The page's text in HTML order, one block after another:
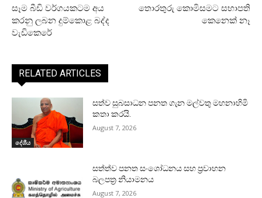
සෑම බීඩි වර්ගයකටම අය
කරනු ලබන දුම්කොළ බද්ද
වැඩිකෙරේ
තොරතුරු කොමිසමට සභාපති
කෙනෙක් නෑ
RELATED ARTICLES
දේශීය
සත්ව සුබසාධන පනත ගැන මල්වතු මහනාහිමි
කතා කරයි.
August 7, 2026
සත්ත්ව පනත සංශෝධනය සහ ප්‍රවාහන
බලපත්‍ර නියාමනය
August 7, 2026